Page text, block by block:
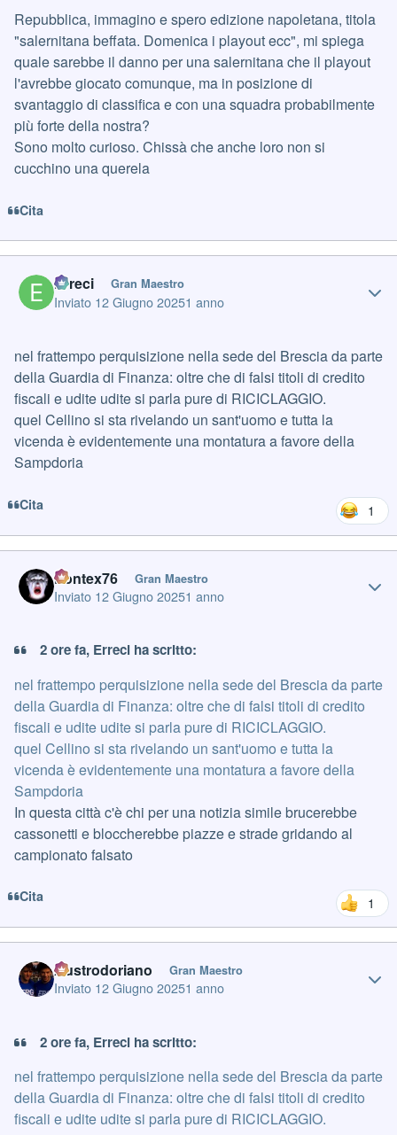
Repubblica, immagino e spero edizione napoletana, titola
"salernitana beffata. Domenica i playout ecc", mi spiega
quale sarebbe il danno per una salernitana che il playout
l'avrebbe giocato comunque, ma in posizione di
svantaggio di classifica e con una squadra probabilmente
più forte della nostra?
Sono molto curioso. Chissà che anche loro non si
cucchino una querela
Cita
Erreci Gran Maestro
Inviato 12 Giugno 20251 anno
nel frattempo perquisizione nella sede del Brescia da parte
della Guardia di Finanza: oltre che di falsi titoli di credito
fiscali e udite udite si parla pure di RICICLAGGIO.
quel Cellino si sta rivelando un sant'uomo e tutta la
vicenda è evidentemente una montatura a favore della
Sampdoria
Cita 1
Pontex76 Gran Maestro
Inviato 12 Giugno 20251 anno
2 ore fa, Erreci ha scritto:
nel frattempo perquisizione nella sede del Brescia da parte
della Guardia di Finanza: oltre che di falsi titoli di credito
fiscali e udite udite si parla pure di RICICLAGGIO.
quel Cellino si sta rivelando un sant'uomo e tutta la
vicenda è evidentemente una montatura a favore della
Sampdoria
In questa città c'è chi per una notizia simile brucerebbe
cassonetti e bloccherebbe piazze e strade gridando al
campionato falsato
Cita 1
Austrodoriano Gran Maestro
Inviato 12 Giugno 20251 anno
2 ore fa, Erreci ha scritto:
nel frattempo perquisizione nella sede del Brescia da parte
della Guardia di Finanza: oltre che di falsi titoli di credito
fiscali e udite udite si parla pure di RICICLAGGIO.